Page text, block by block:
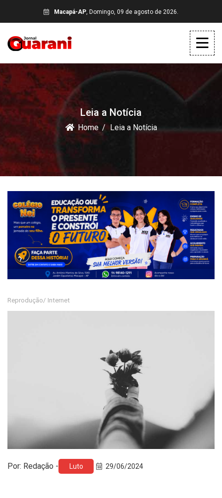
Macapá-AP, Domingo, 09 de agosto de 2026.
Leia a Notícia
Home Leia a Notícia
Reprodução/ Internet
Por: Redação - Luto 29/06/2024